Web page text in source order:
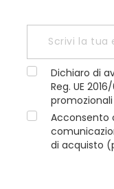
Dichiaro di
Reg. UE
Acconsento
di acquisto